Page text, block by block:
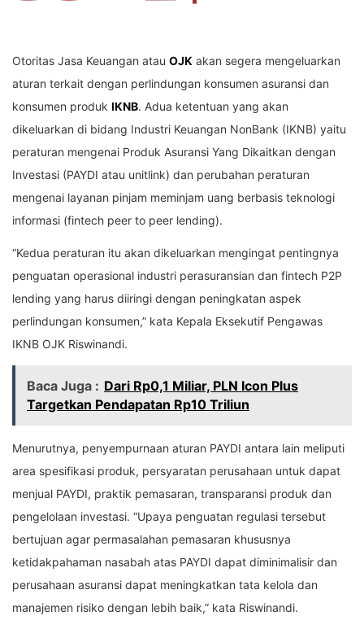
Otoritas Jasa Keuangan atau OJK akan segera mengeluarkan
aturan terkait dengan perlindungan konsumen asuransi dan
konsumen produk IKNB. Adua ketentuan yang akan
dikeluarkan di bidang Industri Keuangan NonBank (IKNB) yaitu
peraturan mengenai Produk Asuransi Yang Dikaitkan dengan
Investasi (PAYDI atau unitlink) dan perubahan peraturan
mengenai layanan pinjam meminjam uang berbasis teknologi
informasi (fintech peer to peer lending).
“Kedua peraturan itu akan dikeluarkan mengingat pentingnya
penguatan operasional industri perasuransian dan fintech P2P
lending yang harus diiringi dengan peningkatan aspek
perlindungan konsumen,” kata Kepala Eksekutif Pengawas
IKNB OJK Riswinandi.
Baca Juga : Dari Rp0,1 Miliar, PLN Icon Plus
Targetkan Pendapatan Rp10 Triliun
Menurutnya, penyempurnaan aturan PAYDI antara lain meliputi
area spesifikasi produk, persyaratan perusahaan untuk dapat
menjual PAYDI, praktik pemasaran, transparansi produk dan
pengelolaan investasi. “Upaya penguatan regulasi tersebut
bertujuan agar permasalahan pemasaran khususnya
ketidakpahaman nasabah atas PAYDI dapat diminimalisir dan
perusahaan asuransi dapat meningkatkan tata kelola dan
manajemen risiko dengan lebih baik,” kata Riswinandi.